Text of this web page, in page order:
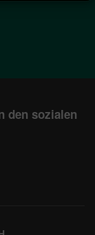
den sozialen